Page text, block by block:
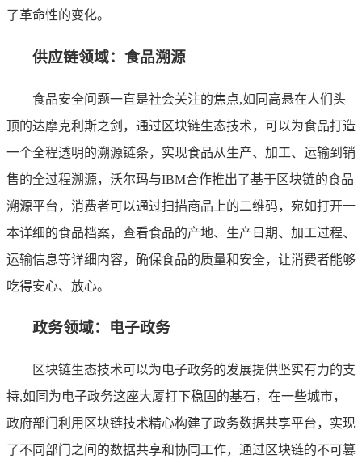
了革命性的变化。
供应链领域：食品溯源
食品安全问题一直是社会关注的焦点,如同高悬在人们头
顶的达摩克利斯之剑，通过区块链生态技术，可以为食品打造
一个全程透明的溯源链条，实现食品从生产、加工、运输到销
售的全过程溯源，沃尔玛与IBM合作推出了基于区块链的食品
溯源平台，消费者可以通过扫描商品上的二维码，宛如打开一
本详细的食品档案，查看食品的产地、生产日期、加工过程、
运输信息等详细内容，确保食品的质量和安全，让消费者能够
吃得安心、放心。
政务领域：电子政务
区块链生态技术可以为电子政务的发展提供坚实有力的支
持,如同为电子政务这座大厦打下稳固的基石，在一些城市，
政府部门利用区块链技术精心构建了政务数据共享平台，实现
了不同部门之间的数据共享和协同工作，通过区块链的不可篡